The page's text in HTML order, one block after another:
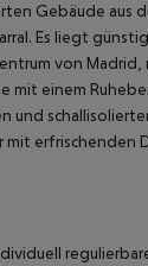
Gebäude aus
Es liegt
von Madrid,
mit einem
und
mit erfrischenden